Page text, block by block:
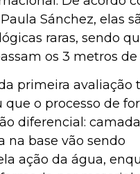
Sánchez, elas
raras, sendo
os 3 metros de
primeira avaliação
que o processo de
diferencial:
na base vão sendo
ação da água,